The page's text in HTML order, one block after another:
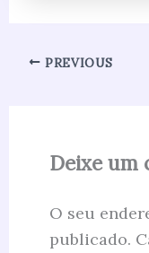
PREVIOUS
Deixe um
O seu
publicado.